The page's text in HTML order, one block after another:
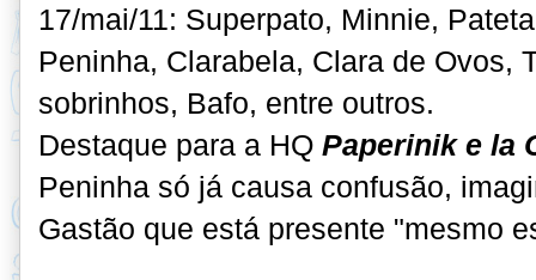
17/mai/11: Superpato, Minnie,
Peninha, Clarabela, Clara de Ovos,
sobrinhos, Bafo, entre outros.
Destaque para a HQ Paperinik e la
Peninha só já causa confusão,
Gastão que está presente "mesmo